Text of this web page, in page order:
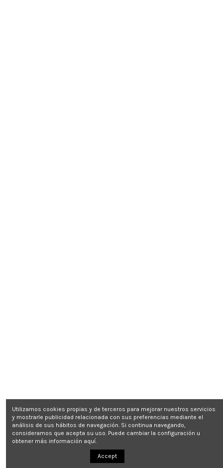
Utilizamos cookies propias y de terceros para mejorar nuestros servicios
y mostrarle publicidad relacionada con sus preferencias mediante el
análisis de sus hábitos de navegación. Si continua navegando,
consideramos que acepta su uso. Puede cambiar la configuración u
obtener más información aquí
Accept